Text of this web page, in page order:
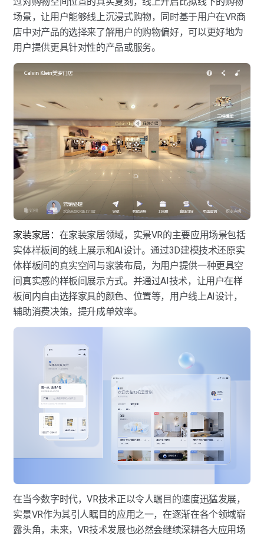
场景，让用户能够线上沉浸式购物，同时基于用户在VR商
店中对产品的选择来了解用户的购物偏好，可以更好地为
用户提供更具针对性的产品或服务。
家装家居： 在家装家居领域，实景VR的主要应用场景包括
实体样板间的线上展示和AI设计。通过3D建模技术还原实
体样板间的真实空间与家装布局，为用户提供一种更具空
间真实感的样板间展示方式。并通过AI技术，让用户在样
板间内自由选择家具的颜色、位置等，用户线上AI设计，
辅助消费决策，提升成单效率。
在当今数字时代，VR技术正以令人瞩目的速度迅猛发展，
实景VR作为其引人瞩目的应用之一，在逐渐在各个领域崭
露头角，未来，VR技术发展也必然会继续深耕各大应用场